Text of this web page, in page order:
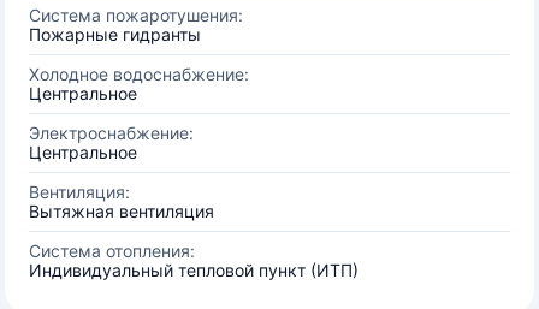
Система пожаротушения:
Пожарные гидранты
Холодное водоснабжение:
Центральное
Электроснабжение:
Центральное
Вентиляция:
Вытяжная вентиляция
Система отопления:
Индивидуальный тепловой пункт (ИТП)